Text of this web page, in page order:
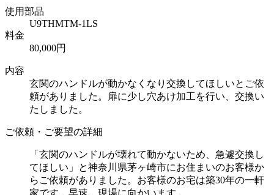
使用部品
U9THMTM-1LS
料金
80,000円
内容
玄関のハンドルが動かなくなり交換してほしいとご依
頼がありました。扉に少し穴あけ加工を行い、交換い
たしました。
ご依頼・ご要望の詳細
「玄関のハンドルが壊れて動かないため、急遽交換し
てほしい」と神奈川県茅ヶ崎市にお住まいのお客様か
らご依頼がありました。お客様のお宅は築30年の一軒
家です。早速、現場に向かいます。